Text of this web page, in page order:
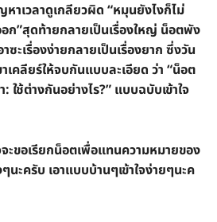
าเวลาดูเกลียวผิด “หมุนยังไงก็ไม่
อก”สุดท้ายกลายเป็นเรื่องใหญ่ น็อตพัง
ซะเรื่องง่ายกลายเป็นเรื่องยาก ซึ่งวัน
เคลียร์ให้จบกันแบบละเอียด ว่า “น็อต
ใช้ต่างกันอย่างไร?” แบบฉบับเข้าใจ
ะขอเรียกน็อตเพื่อแทนความหมายของ
ะครับ เอาแบบบ้านๆเข้าใจง่ายๆนะค